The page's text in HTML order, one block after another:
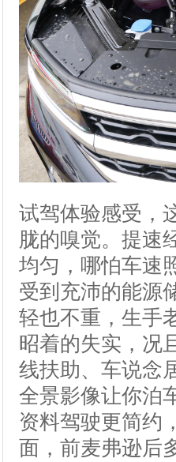
试驾体验感受，
胧的嗅觉。提速
均匀，哪怕车速
受到充沛的能源
轻也不重，生手
昭着的失实，况
线扶助、车说念
全景影像让你泊
资料驾驶更简约
面，前麦弗逊后